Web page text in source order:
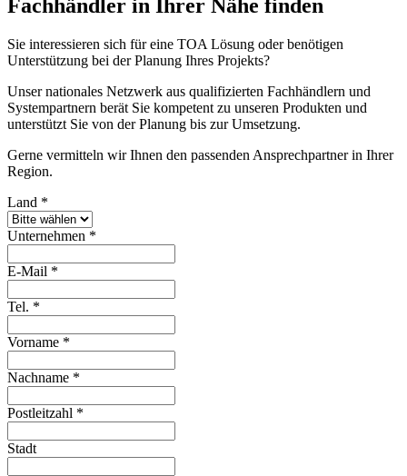
Fachhändler in Ihrer Nähe finden
Sie interessieren sich für eine TOA Lösung oder benötigen
Unterstützung bei der Planung Ihres Projekts?
Unser nationales Netzwerk aus qualifizierten Fachhändlern und
Systempartnern berät Sie kompetent zu unseren Produkten und
unterstützt Sie von der Planung bis zur Umsetzung.
Gerne vermitteln wir Ihnen den passenden Ansprechpartner in Ihrer
Region.
Land *
Unternehmen *
E-Mail *
Tel. *
Vorname *
Nachname *
Postleitzahl *
Stadt